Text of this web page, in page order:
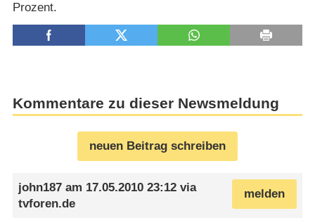
Prozent.
Kommentare zu dieser Newsmeldung
neuen Beitrag schreiben
melden
john187 am 17.05.2010 23:12 via
tvforen.de